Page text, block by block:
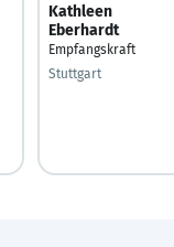
Kathleen
Eberhardt
Empfangskraft
Stuttgart